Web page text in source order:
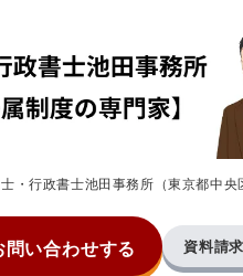
・行政書士池田事務所（東京都中
問い合わせする 資料請